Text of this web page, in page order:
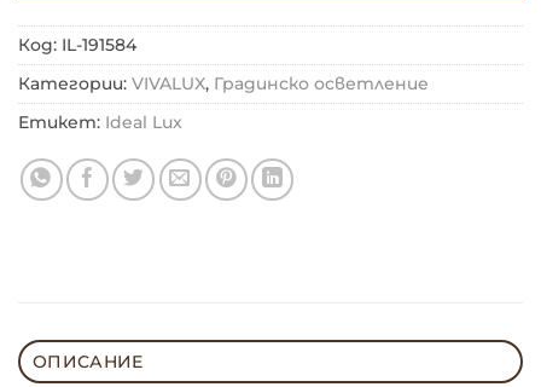
Код: IL-191584
Категории: VIVALUX, Градинско осветление
Етикет: Ideal Lux
ОПИСАНИЕ